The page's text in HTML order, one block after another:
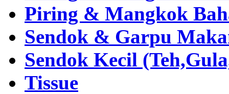
Piring & Mangkok
Sendok & Garpu
Sendok Kecil
Tissue